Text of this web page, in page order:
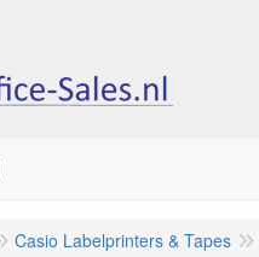
Casio Labelprinters & Tapes